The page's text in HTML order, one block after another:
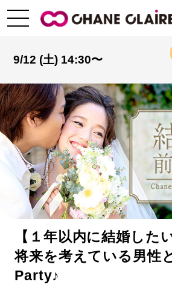
9/12 (土) 14:30〜
【１年以内に結婚した
将来を考えている男性
Party♪